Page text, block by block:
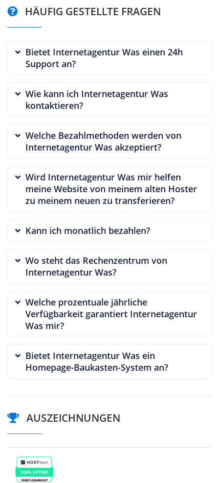
HÄUFIG GESTELLTE FRAGEN
Bietet Internetagentur Was einen 24h
Support an?
Wie kann ich Internetagentur Was
kontaktieren?
Welche Bezahlmethoden werden von
Internetagentur Was akzeptiert?
Wird Internetagentur Was mir helfen
meine Website von meinem alten Hoster
zu meinem neuen zu transferieren?
Kann ich monatlich bezahlen?
Wo steht das Rechenzentrum von
Internetagentur Was?
Welche prozentuale jährliche
Verfügbarkeit garantiert Internetagentur
Was mir?
Bietet Internetagentur Was ein
Homepage-Baukasten-System an?
AUSZEICHNUNGEN